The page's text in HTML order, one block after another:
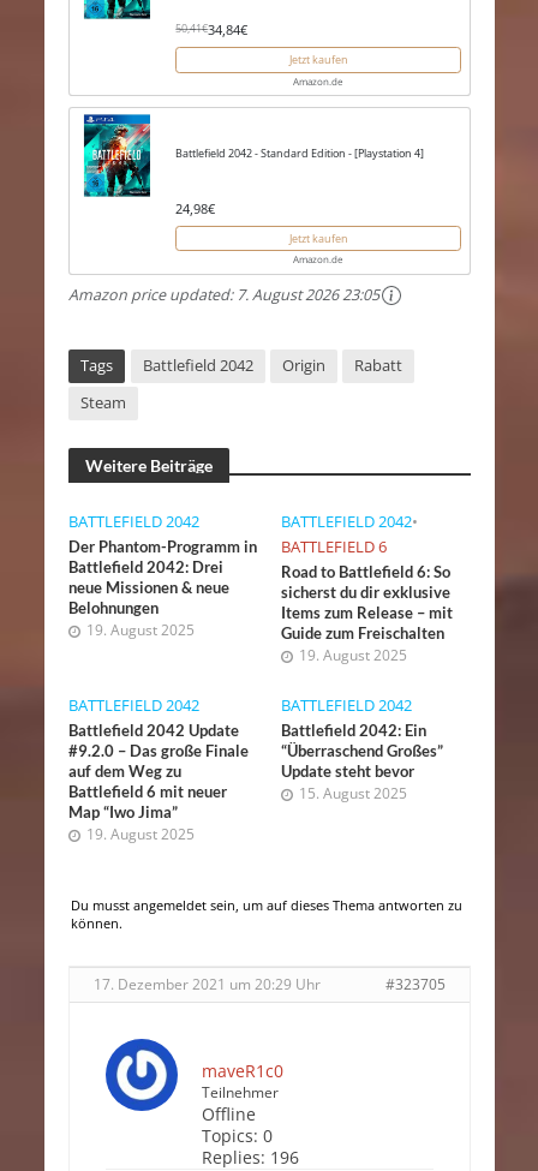
50,41€34,84€
Jetzt kaufen
Amazon.de
Battlefield 2042 - Standard Edition - [Playstation 4]
24,98€
Jetzt kaufen
Amazon.de
Amazon price updated: 7. August 2026 23:05
Tags Battlefield 2042 Origin
Rabatt
Steam
Weitere Beiträge
BATTLEFIELD 2042
Der Phantom-Programm in
Battlefield 2042: Drei
neue Missionen & neue
Belohnungen
19. August 2025
BATTLEFIELD 2042•
BATTLEFIELD 6
Road to Battlefield 6: So
sicherst du dir exklusive
Items zum Release – mit
Guide zum Freischalten
19. August 2025
BATTLEFIELD 2042
Battlefield 2042 Update
#9.2.0 – Das große Finale
auf dem Weg zu
Battlefield 6 mit neuer
Map “Iwo Jima”
19. August 2025
BATTLEFIELD 2042
Battlefield 2042: Ein
“Überraschend Großes”
Update steht bevor
15. August 2025
Du musst angemeldet sein, um auf dieses Thema antworten zu
können.
17. Dezember 2021 um 20:29 Uhr #323705
maveR1c0
Teilnehmer
Offline
Topics: 0
Replies: 196